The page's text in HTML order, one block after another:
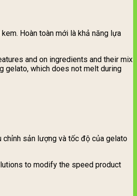
Hoàn toàn mới là khả năng lựa
and on ingredients and their mix
gelato, which does not melt during
chỉnh sản lượng và tốc độ của gelato
to modify the speed product